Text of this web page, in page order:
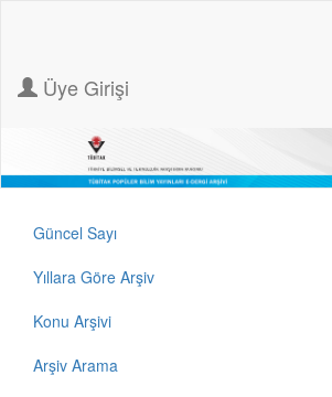
Üye Girişi
Güncel Sayı
Yıllara Göre Arşiv
Konu Arşivi
Arşiv Arama